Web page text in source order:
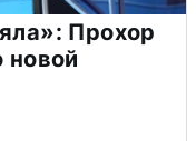
Прохор
новой